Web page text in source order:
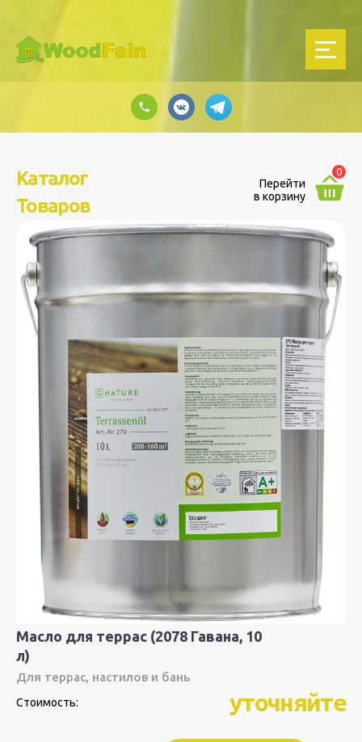
Каталог
Товаров
Перейти
в корзину
0
Масло для террас (2078 Гавана, 10
л)
Для террас, настилов и бань
Стоимость: уточняйте